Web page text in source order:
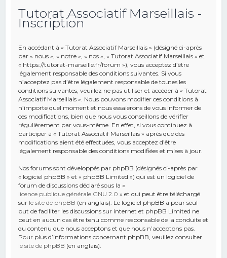
Tutorat Associatif Marseillais -
Inscription
En accédant à « Tutorat Associatif Marseillais » (désigné ci-après
par « nous », « notre », « nos », « Tutorat Associatif Marseillais » et
« https://tutorat-marseille.fr/forum »), vous acceptez d’être
légalement responsable des conditions suivantes. Si vous
n’acceptez pas d’être légalement responsable de toutes les
conditions suivantes, veuillez ne pas utiliser et accéder à « Tutorat
Associatif Marseillais ». Nous pouvons modifier ces conditions à
n’importe quel moment et nous essaierons de vous informer de
ces modifications, bien que nous vous conseillons de vérifier
régulièrement par vous-même. En effet, si vous continuez à
participer à « Tutorat Associatif Marseillais » après que des
modifications aient été effectuées, vous acceptez d’être
légalement responsable des conditions modifiées et mises à jour.
Nos forums sont développés par phpBB (désignés ci-après par
« logiciel phpBB » et « phpBB Limited ») qui est un logiciel de
forum de discussions déclaré sous la «
licence publique générale GNU 2.0 » et qui peut être téléchargé
sur le site de phpBB (en anglais). Le logiciel phpBB a pour seul
but de faciliter les discussions sur internet et phpBB Limited ne
peut en aucun cas être tenu comme responsable de la conduite et
du contenu que nous acceptons et que nous n’acceptons pas.
Pour plus d’informations concernant phpBB, veuillez consulter
le site de phpBB (en anglais).